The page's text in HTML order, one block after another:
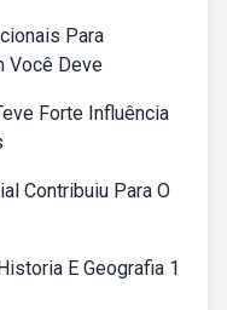
Para
Você Deve
Forte Influência
Contribuiu Para O
E Geografia 1